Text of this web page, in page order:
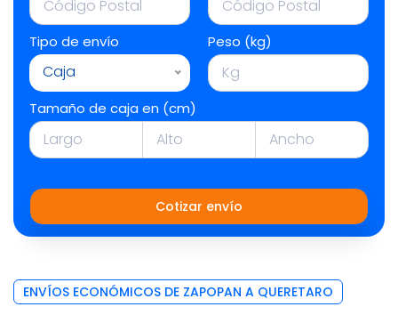
Tipo de envío
Caja
Peso (kg)
Tamaño de caja en (cm)
Cotizar envío
ENVÍOS ECONÓMICOS DE ZAPOPAN A QUERETARO